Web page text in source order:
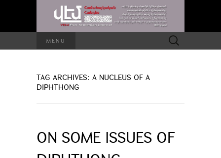
MENU
Search
for:
TAG ARCHIVES: A NUCLEUS OF A
DIPHTHONG
ON SOME ISSUES OF